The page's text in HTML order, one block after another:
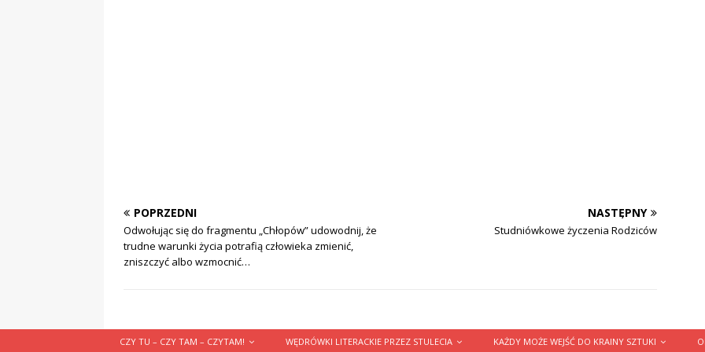
POPRZEDNI
Odwołując się do fragmentu „Chłopów” udowodnij, że
trudne warunki życia potrafią człowieka zmienić,
zniszczyć albo wzmocnić…
NASTĘPNY
Studniówkowe życzenia Rodziców
CZY TU – CZY TAM – CZYTAM! WĘDRÓWKI LITERACKIE PRZEZ STULECIA KAŻDY MOŻE WEJŚĆ DO KRAINY SZTUKI